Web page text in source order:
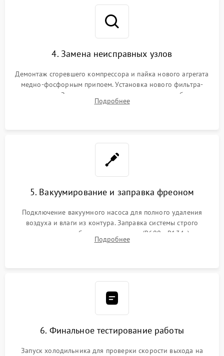
4. Замена неисправных узлов
Демонтаж сгоревшего компрессора и пайка нового агрегата
медно-фосфорным припоем. Установка нового фильтра-
осушителя. Замена изношенных вентиляторов обдува,
сломанных заслонок или поврежденных дверных петель.
Подробнее
5. Вакуумирование и заправка фреоном
Подключение вакуумного насоса для полного удаления
воздуха и влаги из контура. Заправка системы строго
дозированным объемом хладагента (R600a, R134a) по
электронным весам. Контроль рабочего давления в системе.
Подробнее
6. Финальное тестирование работы
Запуск холодильника для проверки скорости выхода на